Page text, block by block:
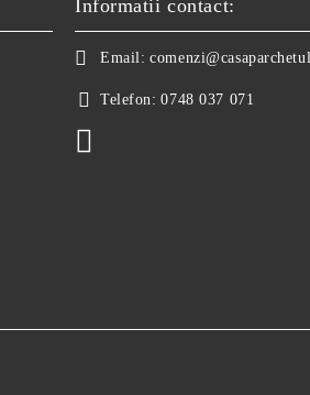
Informatii contact:
Email:
Telefon: 0748 037 071